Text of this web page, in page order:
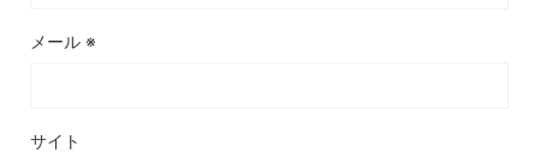
メール ※
サイト